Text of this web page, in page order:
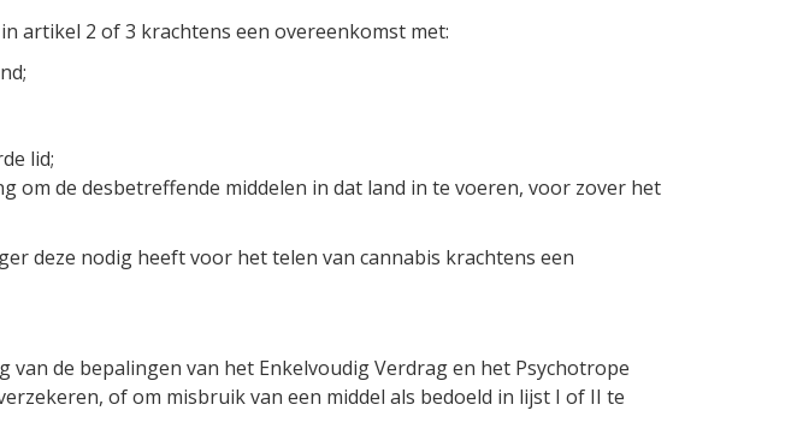
artikel 2 of 3 krachtens een overeenkomst met:
lid;
om de desbetreffende middelen in dat land in te voeren, voor zover het
deze nodig heeft voor het telen van cannabis krachtens een
de bepalingen van het Enkelvoudig Verdrag en het Psychotrope
of om misbruik van een middel als bedoeld in lijst I of II te